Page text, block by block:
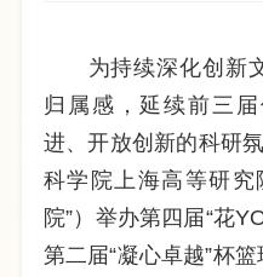
为持续深化创新
归属感，延续前三
进、开放创新的科研氛
科学院上海高等研究
院”）举办第四届“花
第二届“凝心卓越”杯